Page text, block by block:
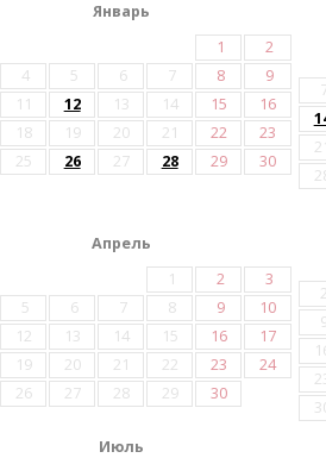
Январь
1
2
4 5 6 7 8
9
11 12 13 14 15
16
18 19 20 21 22
23
25 26 27 28 29
30
Апрель
1
2
3
5 6 7 8 9
10
12 13 14 15 16
17
19 20 21 22 23
24
26 27 28 29 30
2
Июль